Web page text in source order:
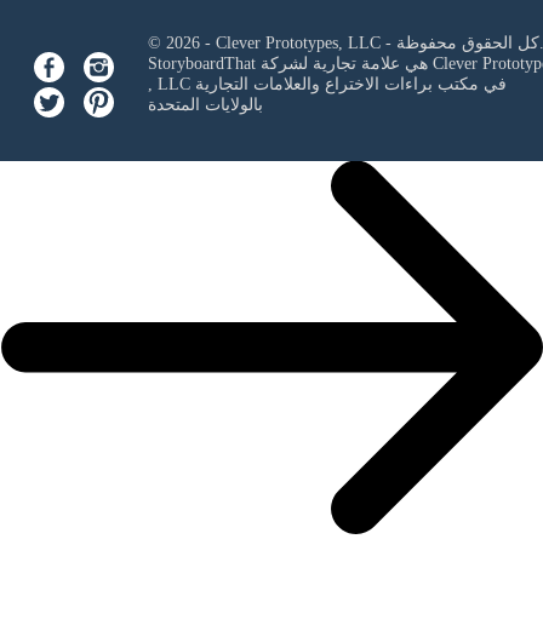
© 2026 - Clever Prototypes, LLC - كل الحقوق محفوظة.
StoryboardThat هي علامة تجارية لشركة Clever
, LLCفي مكتب براءات الاختراع والعلامات التجارية
بالولايات المتحدة